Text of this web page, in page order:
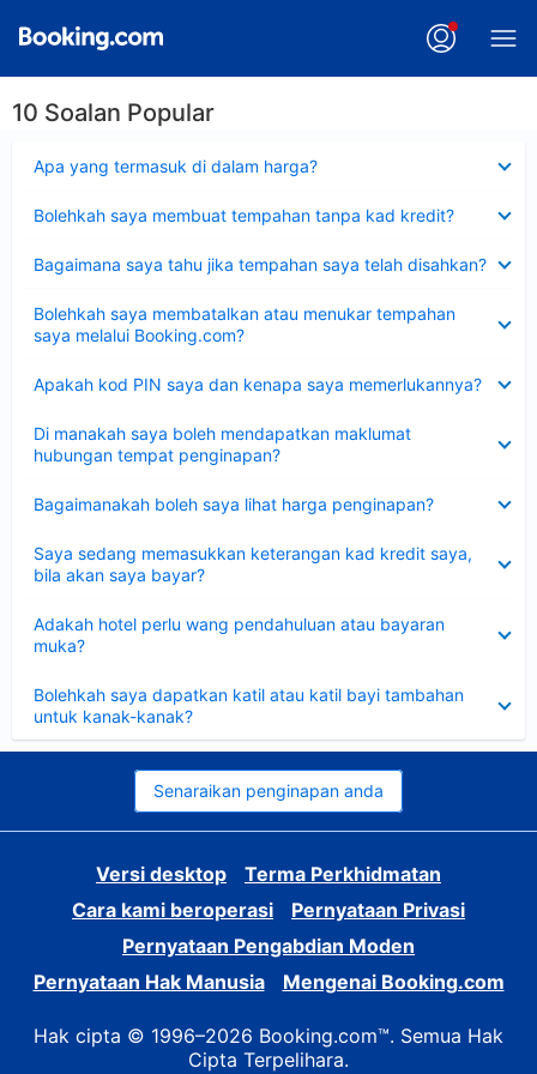
10 Soalan Popular
Apa yang termasuk di dalam harga?
Bolehkah saya membuat tempahan tanpa kad kredit?
Bagaimana saya tahu jika tempahan saya telah disahkan?
Bolehkah saya membatalkan atau menukar tempahan
saya melalui Booking.com?
Apakah kod PIN saya dan kenapa saya memerlukannya?
Di manakah saya boleh mendapatkan maklumat
hubungan tempat penginapan?
Bagaimanakah boleh saya lihat harga penginapan?
Saya sedang memasukkan keterangan kad kredit saya,
bila akan saya bayar?
Adakah hotel perlu wang pendahuluan atau bayaran
muka?
Bolehkah saya dapatkan katil atau katil bayi tambahan
untuk kanak-kanak?
Senaraikan penginapan anda
Versi desktop
Terma Perkhidmatan
Cara kami beroperasi
Pernyataan Privasi
Pernyataan Pengabdian Moden
Pernyataan Hak Manusia
Mengenai Booking.com
Hak cipta © 1996–2026 Booking.com™. Semua Hak
Cipta Terpelihara.